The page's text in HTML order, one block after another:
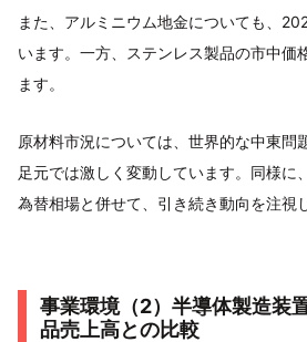
また、アルミニウム地金についても、
います。一方、ステンレス製品の市中価
ます。
原材料市況については、世界的な中東問
足元では激しく変動しています。同様に
為替相場と併せて、引き続き動向を注視
事業環境（2）半導体製造装
品売上高との比較